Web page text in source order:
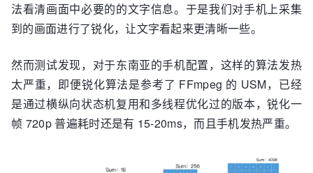
法看清画面中必要的的文字信息。于是我们对手机上采集
到的画面进行了锐化，让文字看起来更清晰一些。
然而测试发现，对于东南亚的手机配置，这样的算法发热
太严重，即便锐化算法是参考了 FFmpeg 的 USM，已经
是通过横纵向状态机复用和多线程优化过的版本，锐化一
帧 720p 普遍耗时还是有 15-20ms，而且手机发热严重。